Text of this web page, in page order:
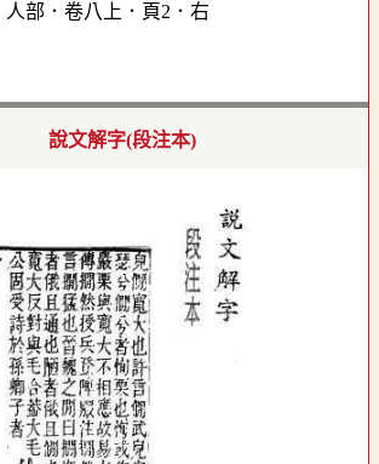
人部．卷八上．頁2．右
說文解字(段注本)